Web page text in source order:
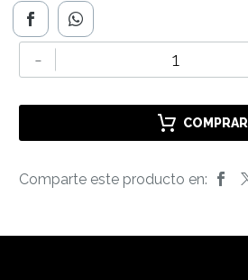
-
TAPON
LOLLIPOP
WHITE
cantidad
COMPRAR
Comparte este producto en: